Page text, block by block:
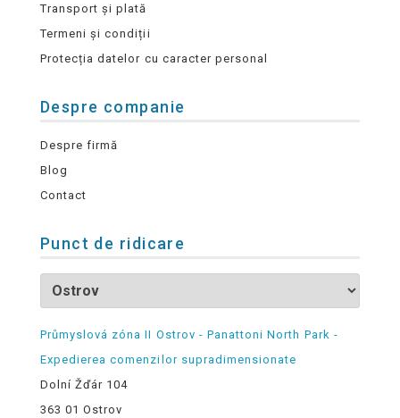
Transport și plată
Termeni și condiții
Protecția datelor cu caracter personal
Despre companie
Despre firmă
Blog
Contact
Punct de ridicare
Průmyslová zóna II Ostrov - Panattoni North Park -
Expedierea comenzilor supradimensionate
Dolní Žďár 104
363 01 Ostrov